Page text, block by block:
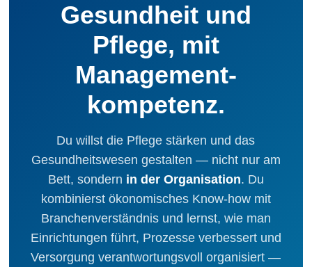
Gesundheit und
Pflege, mit
Management­
kompetenz.
Du willst die Pflege stärken und das
Gesundheitswesen gestalten — nicht nur am
Bett, sondern in der Organisation. Du
kombinierst ökonomisches Know-how mit
Branchen­verständnis und lernst, wie man
Einrichtungen führt, Prozesse verbessert und
Versorgung verantwortungsvoll organisiert —